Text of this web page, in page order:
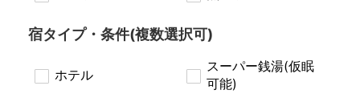
宿タイプ・条件(複数選択可)
ホテル
スーパー銭湯(仮眠
可能)